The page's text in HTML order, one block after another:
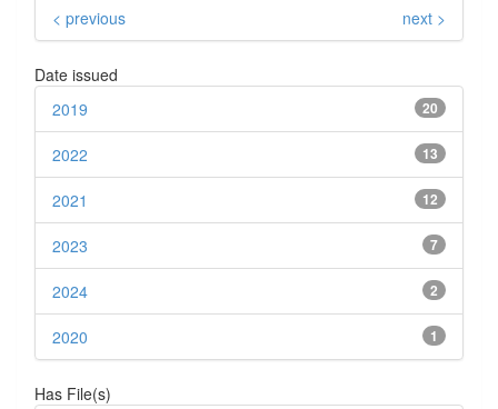
< previous next >
Date issued
20
2019
13
2022
12
2021
7
2023
2
2024
1
2020
Has File(s)